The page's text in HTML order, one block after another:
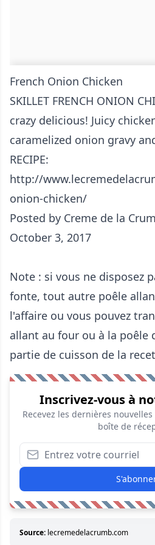
French Onion Chicken
SKILLET FRENCH ONION
crazy delicious! Juicy
caramelized onion gravy
RECIPE:
http://
onion-chicken/
Posted by Creme de la
October 3, 2017
Note : si vous ne disposez
fonte, tout autre poêle
l'affaire ou vous pouvez
allant au four ou à la poêle
partie de cuisson de la
Inscrivez-vous à
Recevez les dernières
boîte de
Source: lecremedelacrumb.com